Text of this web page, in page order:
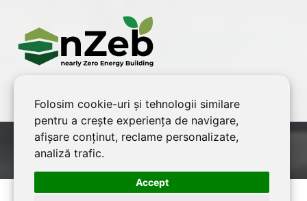
Folosim cookie-uri și tehnologii similare
pentru a crește experiența de navigare,
afișare conținut, reclame personalizate,
analiză trafic.
Accept
©2026 ELITE GRUP SRL, RO18399991, J12/563/2006 // site dezvoltat de